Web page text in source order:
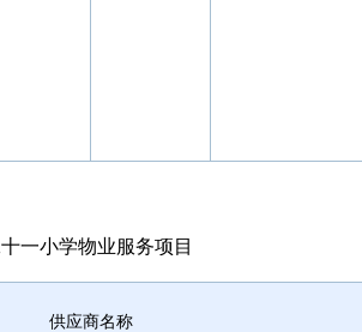
一小学物业服务项目
供应商名称